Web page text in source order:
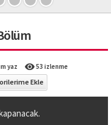
yaz 53 izlenme
Ekle